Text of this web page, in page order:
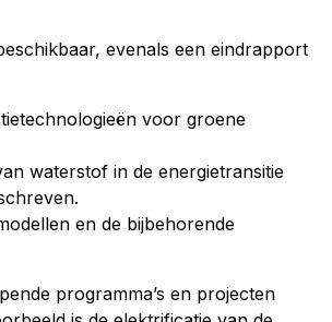
evenals een eindrapport
voor groene
waterstof in de energietransitie
en de bijbehorende
programma’s en projecten